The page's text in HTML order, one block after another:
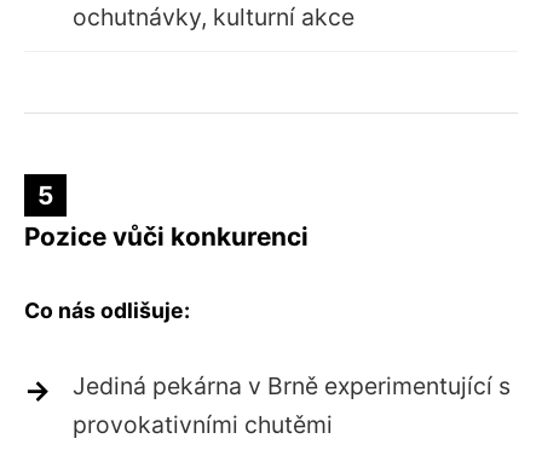
ochutnávky, kulturní akce
5
Pozice vůči konkurenci
Co nás odlišuje:
Jediná pekárna v Brně experimentující s
provokativními chutěmi